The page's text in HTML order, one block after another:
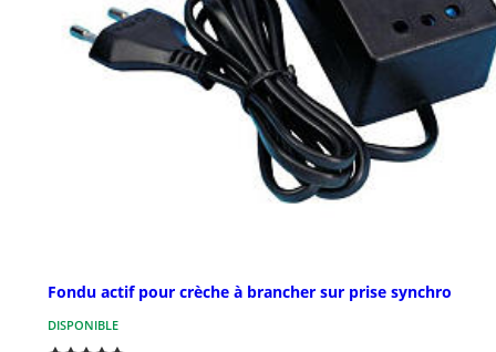
Fondu actif pour crèche à brancher sur prise synchro
DISPONIBLE